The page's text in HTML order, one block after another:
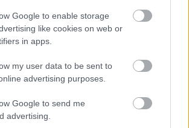
Google to enable storage
like cookies on web or
in apps.
my user data to be sent to
advertising purposes.
Google to send me
advertising.
fel a lángok Kisújszálláson
egy autó a 4-es főúton, Szajolnál
de délután jöhet a fordulat – erre
útnak indul
téri metrómegállóba egy vaddisznó?
szárazföldön gyorsan megoldotta a